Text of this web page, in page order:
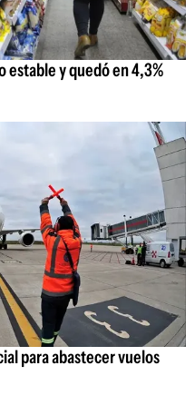
estable y quedó en 4,3%
para abastecer vuelos